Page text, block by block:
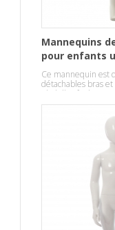
Mannequins
pour enfants
Ce mannequin est
détachables bras
s’habiller
verre robuste.